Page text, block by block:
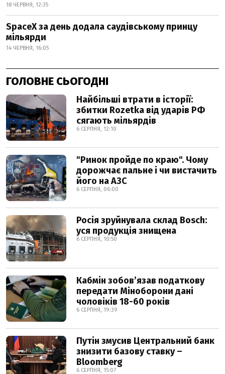
18 ЧЕРВНЯ, 12:35
SpaceX за день додала саудівському принцу
мільярди
14 ЧЕРВНЯ, 16:05
ГОЛОВНЕ СЬОГОДНІ
Найбільші втрати в історії:
збитки Rozetka від ударів РФ
сягають мільярдів
6 СЕРПНЯ, 12:10
"Ринок пройде по краю". Чому
дорожчає пальне і чи вистачить
його на АЗС
6 СЕРПНЯ, 06:00
Росія зруйнувала склад Bosch:
уся продукція знищена
6 СЕРПНЯ, 10:50
Кабмін зобовʼязав податкову
передати Міноборони дані
чоловіків 18-60 років
6 СЕРПНЯ, 19:39
Путін змусив Центральний банк
знизити базову ставку –
Bloomberg
6 СЕРПНЯ, 15:07